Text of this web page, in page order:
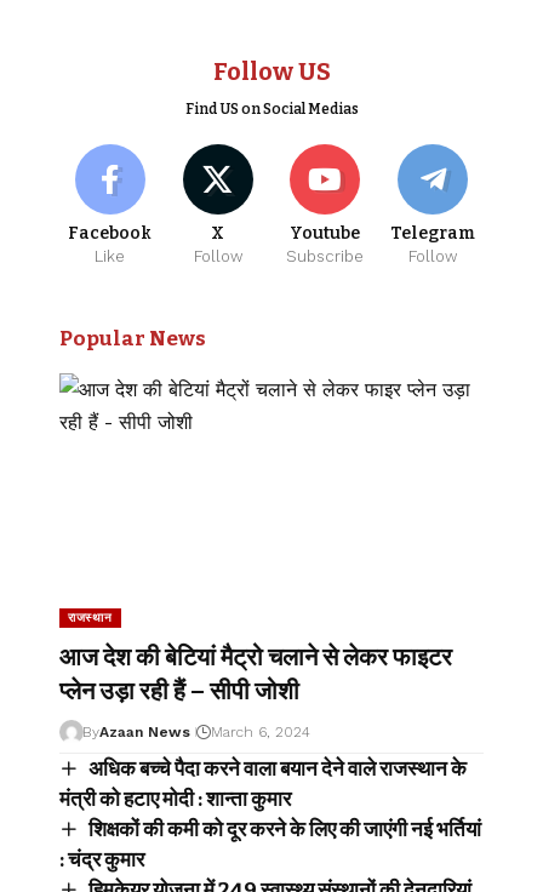
Follow US
Find US on Social Medias
Facebook
Like
X
Follow
Youtube
Subscribe
Telegram
Follow
Popular News
राजस्थान
आज देश की बेटियां मैट्रो चलाने से लेकर फाइटर
प्लेन उड़ा रही हैं – सीपी जोशी
ByAzaan News March 6, 2024
अधिक बच्चे पैदा करने वाला बयान देने वाले राजस्थान के
मंत्री को हटाए मोदी : शान्ता कुमार
शिक्षकों की कमी को दूर करने के लिए की जाएंगी नई भर्तियां
: चंद्र कुमार